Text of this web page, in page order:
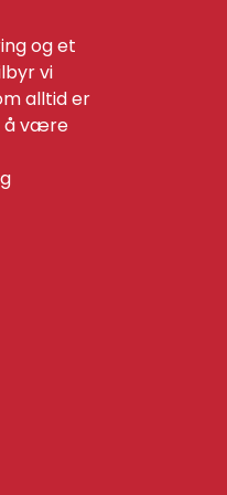
og et
vi
alltid er
å være